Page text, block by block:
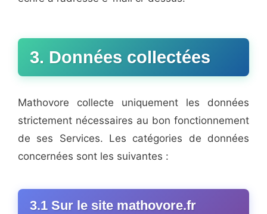
3. Données collectées
Mathovore collecte uniquement les données
strictement nécessaires au bon fonctionnement
de ses Services. Les catégories de données
concernées sont les suivantes :
3.1 Sur le site mathovore.fr